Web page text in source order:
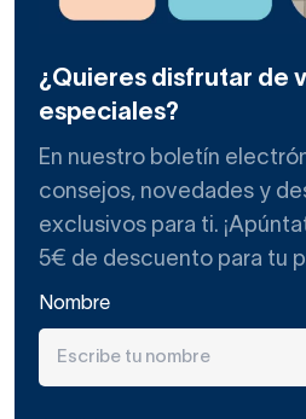
¿Quieres disfrutar de
especiales?
En nuestro boletín
consejos, novedades y
exclusivos para ti.
5€ de descuento para tu
Nombre